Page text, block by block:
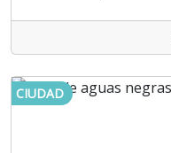
CIUDAD